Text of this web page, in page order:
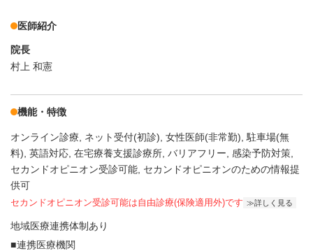
医師紹介
院長
村上 和憲
機能・特徴
オンライン診療 ネット受付(初診) 女性医師(非常勤) 駐車場(無
料) 英語対応 在宅療養支援診療所 バリアフリー 感染予防対策
セカンドオピニオン受診可能 セカンドオピニオンのための情報提
供可
セカンドオピニオン受診可能は自由診療(保険適用外)です 詳しく見る
地域医療連携体制あり
連携医療機関